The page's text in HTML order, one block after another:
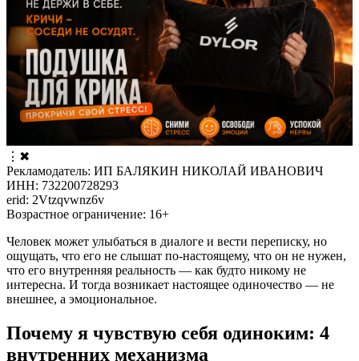
⋮ ✖
Рекламодатель: ИП БАЛЯКИН НИКОЛАЙ ИВАНОВИЧ
ИНН: 732200728293
erid: 2Vtzqvwnz6v
Возрастное ограничение: 16+
Человек может улыбаться в диалоге и вести переписку, но
ощущать, что его не слышат по-настоящему, что он не нужен,
что его внутренняя реальность — как будто никому не
интересна. И тогда возникает настоящее одиночество — не
внешнее, а эмоциональное.
Почему я чувствую себя одиноким: 4
внутренних механизма